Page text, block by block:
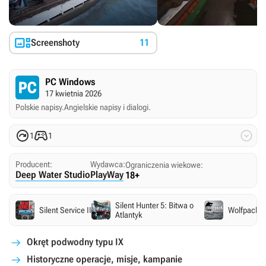
Screenshoty 11
PC Windows
17 kwietnia 2026
Polskie napisy.Angielskie napisy i dialogi.
11 
Producent:
Deep Water Studio
Wydawca:
PlayWay
Ograniczenia wiekowe:
18+
Silent Service II
Silent Hunter 5: Bitwa o
Atlantyk
Wolfpack
Okręt podwodny typu IX
Historyczne operacje, misje, kampanie